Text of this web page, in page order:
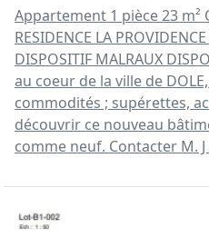
Appartement 1 pièce 23 m²
RESIDENCE LA
DISPOSITIF MALRAUX
au coeur de la ville de
commodités ; supérettes,
découvrir ce nouveau
comme neuf. Contacter M. J